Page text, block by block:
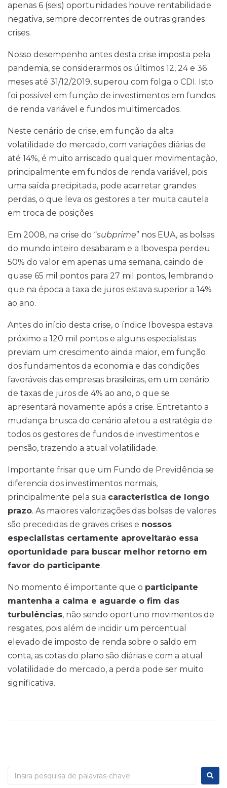
apenas 6 (seis) oportunidades houve rentabilidade
negativa, sempre decorrentes de outras grandes
crises.
Nosso desempenho antes desta crise imposta pela
pandemia, se considerarmos os últimos 12, 24 e 36
meses até 31/12/2019, superou com folga o CDI. Isto
foi possível em função de investimentos em fundos
de renda variável e fundos multimercados.
Neste cenário de crise, em função da alta
volatilidade do mercado, com variações diárias de
até 14%, é muito arriscado qualquer movimentação,
principalmente em fundos de renda variável, pois
uma saída precipitada, pode acarretar grandes
perdas, o que leva os gestores a ter muita cautela
em troca de posições.
Em 2008, na crise do “subprime” nos EUA, as bolsas
do mundo inteiro desabaram e a Ibovespa perdeu
50% do valor em apenas uma semana, caindo de
quase 65 mil pontos para 27 mil pontos, lembrando
que na época a taxa de juros estava superior a 14%
ao ano.
Antes do início desta crise, o índice Ibovespa estava
próximo a 120 mil pontos e alguns especialistas
previam um crescimento ainda maior, em função
dos fundamentos da economia e das condições
favoráveis das empresas brasileiras, em um cenário
de taxas de juros de 4% ao ano, o que se
apresentará novamente após a crise. Entretanto a
mudança brusca do cenário afetou a estratégia de
todos os gestores de fundos de investimentos e
pensão, trazendo a atual volatilidade.
Importante frisar que um Fundo de Previdência se
diferencia dos investimentos normais,
principalmente pela sua característica de longo
prazo. As maiores valorizações das bolsas de valores
são precedidas de graves crises e nossos
especialistas certamente aproveitarão essa
oportunidade para buscar melhor retorno em
favor do participante.
No momento é importante que o participante
mantenha a calma e aguarde o fim das
turbulências, não sendo oportuno movimentos de
resgates, pois além de incidir um percentual
elevado de imposto de renda sobre o saldo em
conta, as cotas do plano são diárias e com a atual
volatilidade do mercado, a perda pode ser muito
significativa.